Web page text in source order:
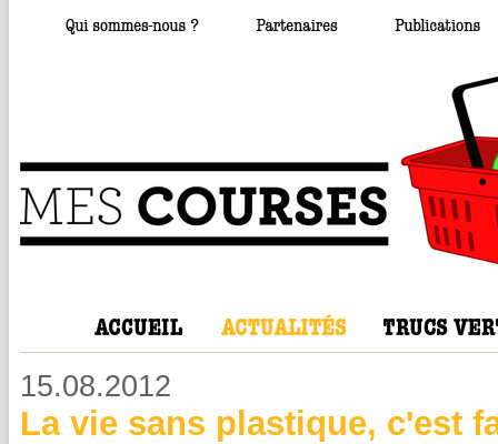
15.08.2012
La vie sans plastique, c'est